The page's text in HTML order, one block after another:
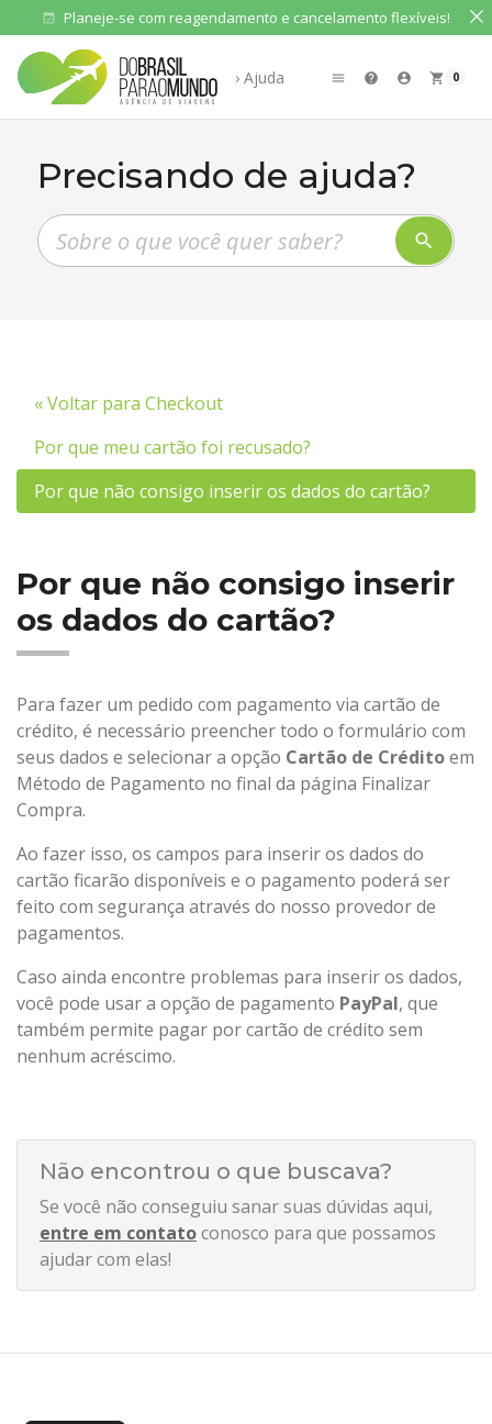
event_available Planeje-se com reagendamento e cancelamento flexíveis!
› Ajuda menu help account_circle shopping_cart 0
Precisando de ajuda?
Pesquisar perguntas frequentes
search
« Voltar para Checkout
Por que meu cartão foi recusado?
Por que não consigo inserir os dados do cartão?
Por que não consigo inserir
os dados do cartão?
Para fazer um pedido com pagamento via cartão de
crédito, é necessário preencher todo o formulário com
seus dados e selecionar a opção Cartão de Créditoem
Método de Pagamento no final da página Finalizar
Compra.
Ao fazer isso, os campos para inserir os dados do
cartão ficarão disponíveis e o pagamento poderá ser
feito com segurança através do nosso provedor de
pagamentos.
Caso ainda encontre problemas para inserir os dados,
você pode usar a opção de pagamento PayPal, que
também permite pagar por cartão de crédito sem
nenhum acréscimo.
Não encontrou o que buscava?
Se você não conseguiu sanar suas dúvidas aqui,
entre em contatoconosco para que possamos
ajudar com elas!